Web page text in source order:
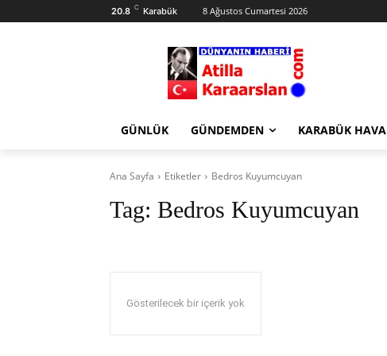
20.8 C Karabük 8 Ağustos Cumartesi 2026
GÜNLÜK GÜNDEMDEN KARABÜK HAVA
Ana Sayfa Etiketler Bedros Kuyumcuyan
Tag: Bedros Kuyumcuyan
Gösterilecek bir içerik yok